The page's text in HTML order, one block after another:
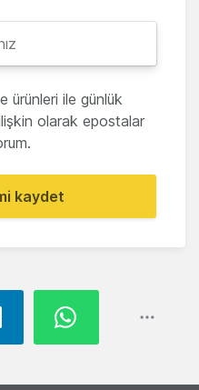
ürünleri ile günlük
olarak epostalar
kaydet